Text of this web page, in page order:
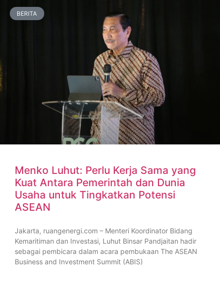
BERITA
Menko Luhut: Perlu Kerja Sama yang
Kuat Antara Pemerintah dan Dunia
Usaha untuk Tingkatkan Potensi
ASEAN
Jakarta, ruangenergi.com – Menteri Koordinator Bidang
Kemaritiman dan Investasi, Luhut Binsar Pandjaitan hadir
sebagai pembicara dalam acara pembukaan The ASEAN
Business and Investment Summit (ABIS)